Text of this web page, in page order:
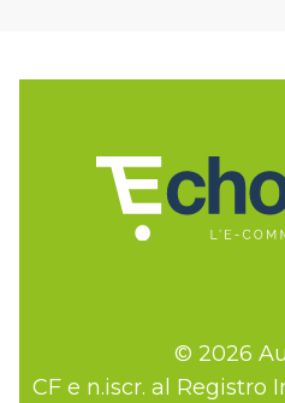
© 2026
CF e n.iscr. al Registro